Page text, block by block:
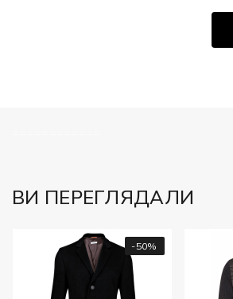
ВИ ПЕРЕГЛЯДАЛИ
-50%